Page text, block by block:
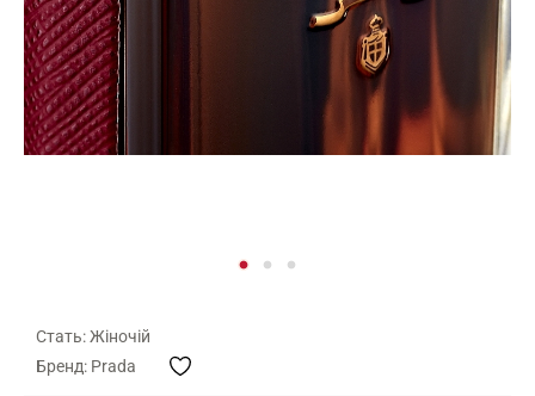
Стать: Жіночій
Бренд: Prada